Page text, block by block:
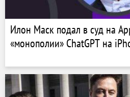
Илон Маск подал в суд на
«монополии» ChatGPT на